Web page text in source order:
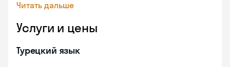
Читать дальше
Услуги и цены
Турецкий язык